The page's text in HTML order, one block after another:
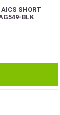
SHORT
BLK